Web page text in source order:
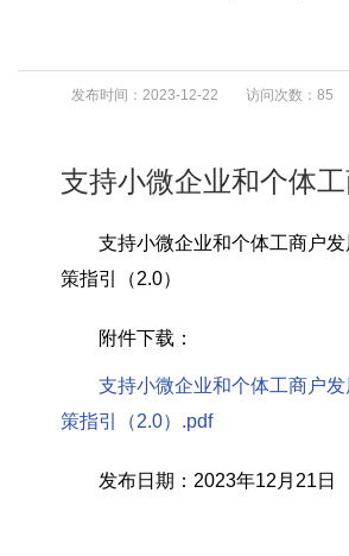
发布时间：2023-12-22 访问次数：85
支持小微企业和个体
支持小微企业和个体工商户
策指引（2.0）
附件下载：
支持小微企业和个体工商户
策指引（2.0）.pdf
发布日期：2023年12月21日